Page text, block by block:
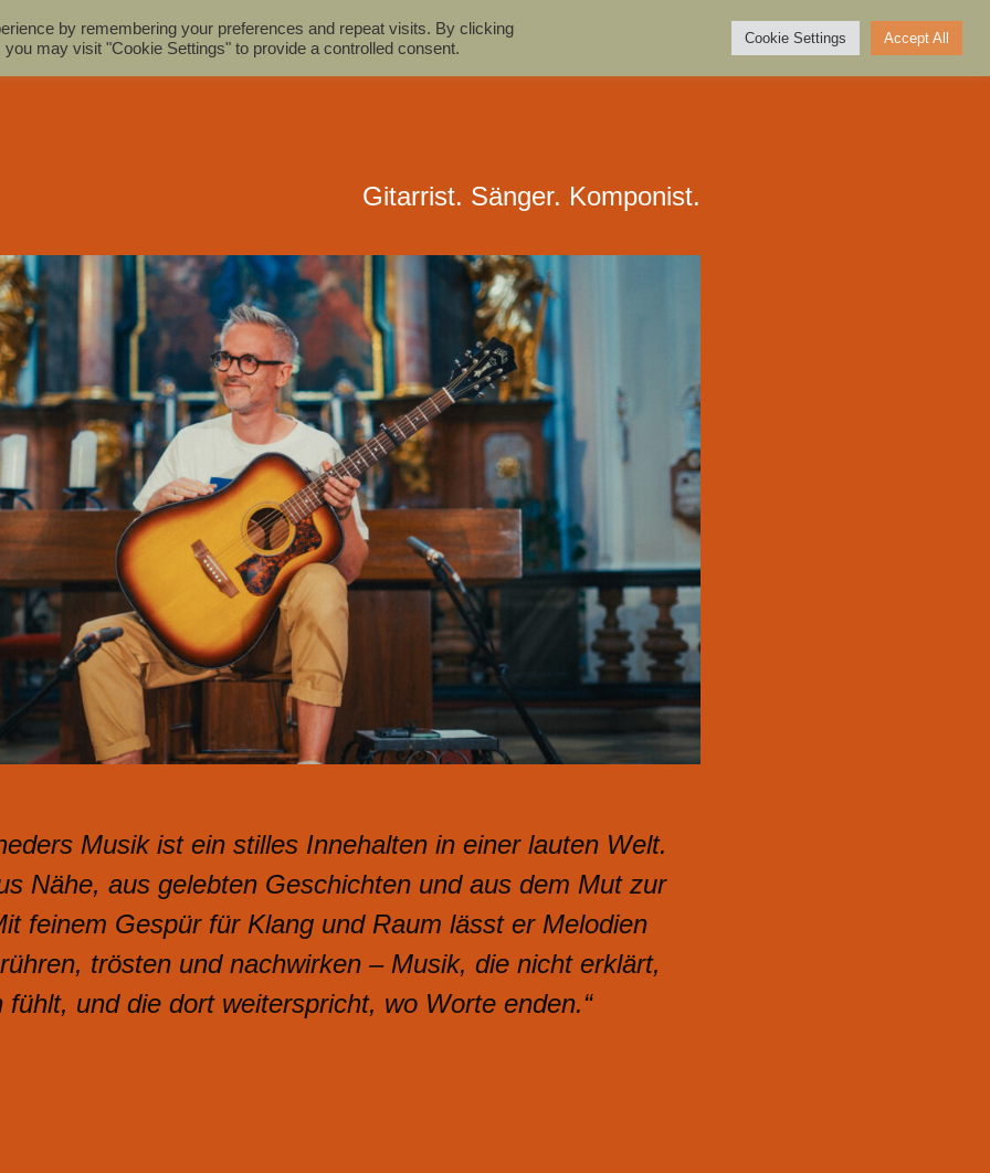
Home Biografie Videos Fotos
Gitarrist. Sänger. Komponist.
Musik ist ein stilles Innehalten in einer lauten Welt.
Nähe, aus gelebten Geschichten und aus dem Mut zur
feinem Gespür für Klang und Raum lässt er Melodien
trösten und nachwirken – Musik, die nicht erklärt,
fühlt, und die dort weiterspricht, wo Worte enden.“
by remembering your preferences and repeat visits. By clicking
may visit "Cookie Settings" to provide a controlled consent.
Cookie Settings Accept All